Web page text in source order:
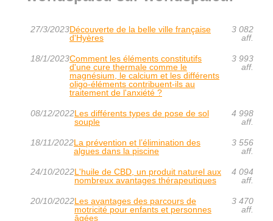
27/3/2023Découverte de la belle ville française
d'Hyères
3 082
aff.
18/1/2023Comment les éléments constitutifs
d'une cure thermale comme le
magnésium, le calcium et les différents
oligo-éléments contribuent-ils au
traitement de l'anxiété ?
3 993
aff.
08/12/2022Les différents types de pose de sol
souple
4 998
aff.
18/11/2022La prévention et l’élimination des
algues dans la piscine
3 556
aff.
24/10/2022L'huile de CBD, un produit naturel aux
nombreux avantages thérapeutiques
4 094
aff.
20/10/2022Les avantages des parcours de
motricité pour enfants et personnes
âgées
3 470
aff.